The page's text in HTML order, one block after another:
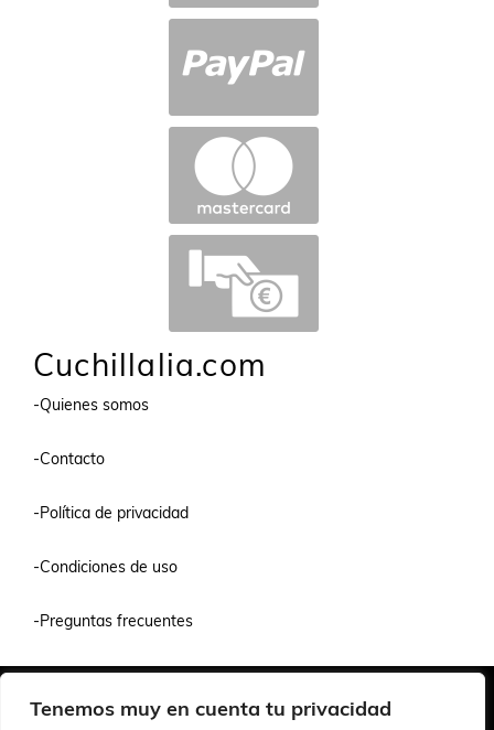
Tenemos muy en cuenta tu privacidad
Cuchillalia.com
-Quienes somos
-Contacto
-Política de privacidad
-Condiciones de uso
-Preguntas frecuentes
© 2026 Cuchillalia.com